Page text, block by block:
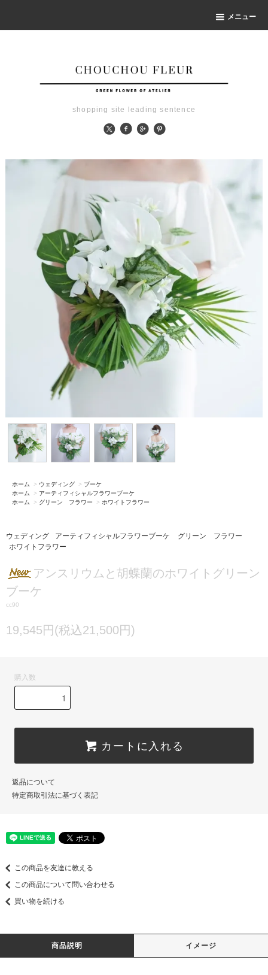
メニュー
shopping site leading sentence
ホーム > ウェディング > ブーケ
ホーム
> アーティフィシャルフラワーブーケ
ホーム
> グリーン フラワー > ホワイトフラワー
ウェディング アーティフィシャルフラワーブーケ
グリーン フラワー
ホワイトフラワー
アンスリウムと胡蝶蘭のホワイトグリーン
ブーケ
cc90
19,545円(税込21,500円)
購入数
カートに入れる
返品について
特定商取引法に基づく表記
この商品を友達に教える
この商品について問い合わせる
買い物を続ける
商品説明 イメージ